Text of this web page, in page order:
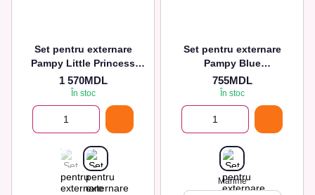
Set pentru externare
Pampy Little Princess
White (Roz)
1 570MDL
În stoc
Set pentru externare
Pampy Blue
(Cămașă+Body cu mânecă
scurtă+Pantalonași+căciuli
tă cu șireturi+caciulita
subtire+mănuși anti-
zgârieturi)
755MDL
În stoc
Marime